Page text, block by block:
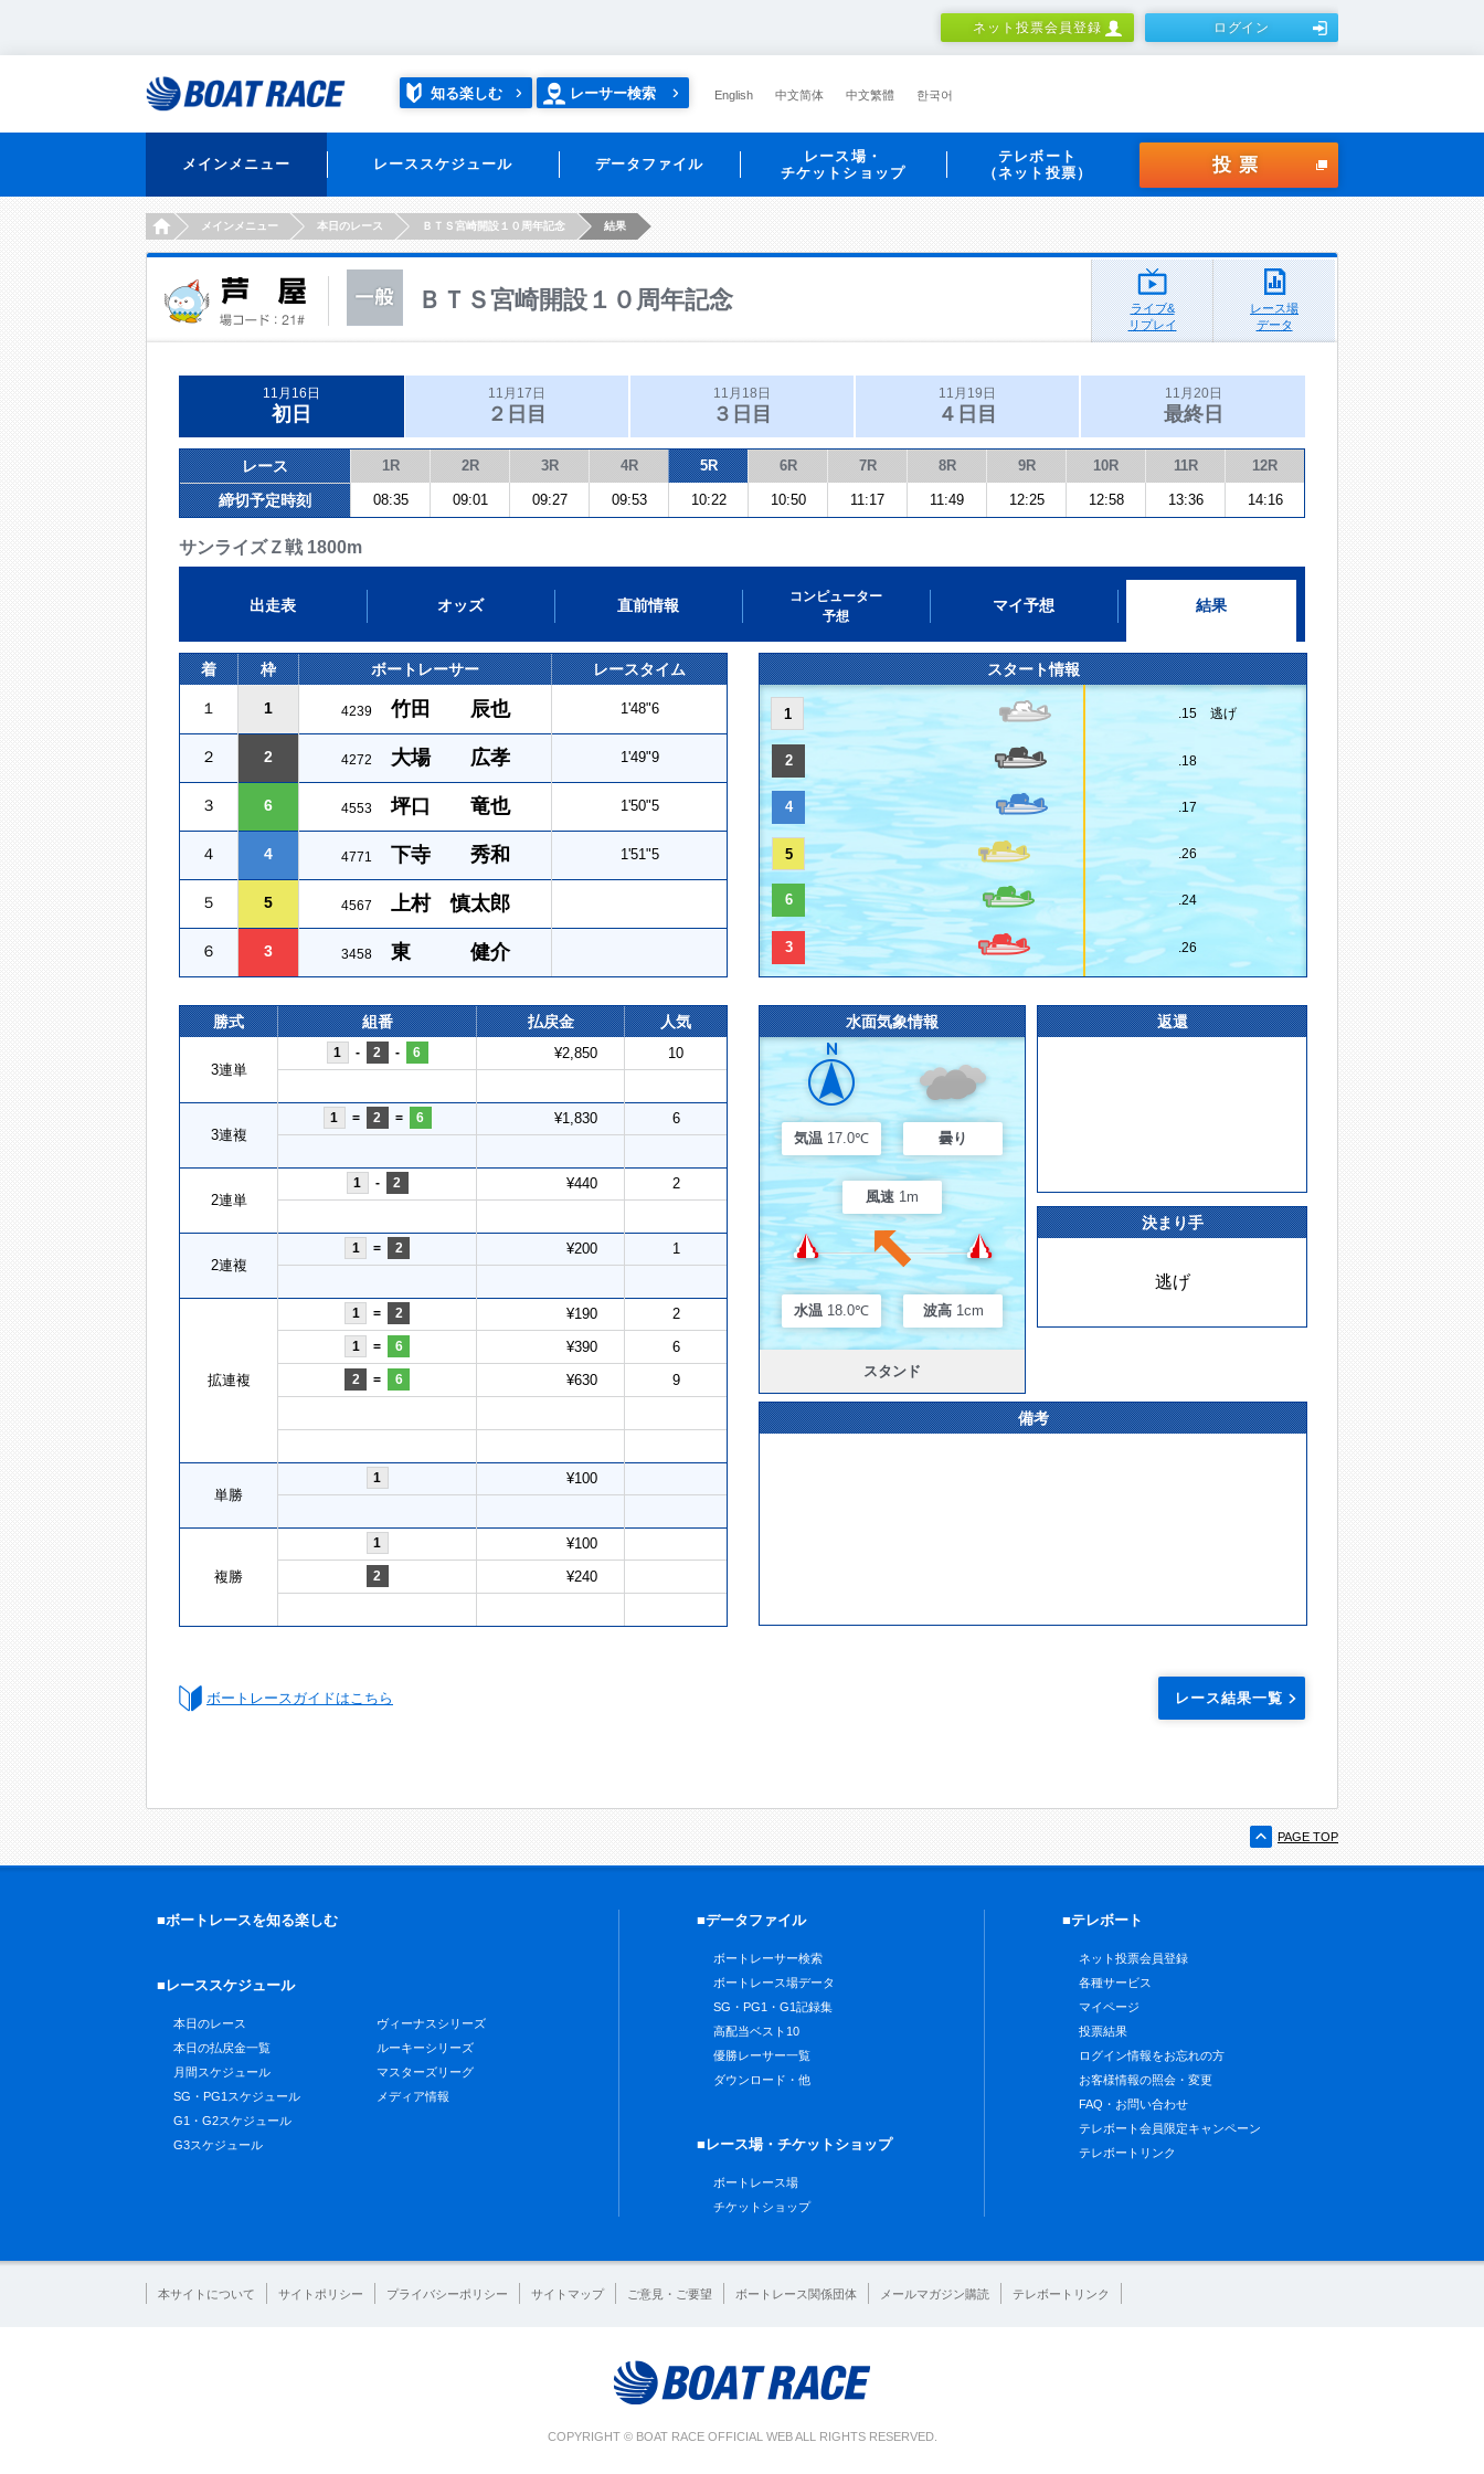
ネット投票会員登録 ログイン
知る楽しむ レーサー検索 English 中文简体 中文繁體 한국어
メインメニュー レーススケジュール データファイル
レース場・
チケットショップ
テレボート
（ネット投票）
投票
HOMEメインメニュー 本日のレース ＢＴＳ宮崎開設１０周年記念 結果
ＢＴＳ宮崎開設１０周年記念
ライブ&
リプレイ
レース場
データ
11月16日
初日
11月17日
２日目
11月18日
３日目
11月19日
４日目
11月20日
最終日
レース 1R 2R 3R 4R 5R 6R 7R 8R 9R 10R 11R 12R
締切予定時刻 08:35 09:01 09:27 09:53 10:22 10:50 11:17 11:49 12:25 12:58 13:36 14:16
サンライズＺ戦 1800m
出走表 オッズ 直前情報
コンピューター
予想
マイ予想 結果
着 枠 ボートレーサー レースタイム
１ 1 4239 竹田 辰也 1'48"6
２ 2 4272 大場 広孝 1'49"9
３ 6 4553 坪口 竜也 1'50"5
４ 4 4771 下寺 秀和 1'51"5
５ 5 4567 上村 慎太郎
６ 3 3458 東 健介
スタート情報
1 .15 逃げ
2 .18
4 .17
5 .26
6 .24
3 .26
勝式 組番 払戻金 人気
3連単
1 - 2 - 6 ¥2,850 10
3連複
1 = 2 = 6 ¥1,830 6
2連単
1 - 2 ¥440 2
2連複
1 = 2 ¥200 1
拡連複
1 = 2 ¥190 2
1 = 6 ¥390 6
2 = 6 ¥630 9
単勝
1 ¥100
複勝
1 ¥100
2 ¥240
水面気象情報
気温 17.0℃ 曇り
風速 1m
水温 18.0℃ 波高 1cm
スタンド
返還
決まり手
逃げ
備考
ボートレースガイドはこちら レース結果一覧
PAGE TOP
■ボートレースを知る楽しむ
■レーススケジュール
本日のレース
本日の払戻金一覧
月間スケジュール
SG・PG1スケジュール
G1・G2スケジュール
G3スケジュール
ヴィーナスシリーズ
ルーキーシリーズ
マスターズリーグ
メディア情報
■データファイル
ボートレーサー検索
ボートレース場データ
SG・PG1・G1記録集
高配当ベスト10
優勝レーサー一覧
ダウンロード・他
■レース場・チケットショップ
ボートレース場
チケットショップ
■テレボート
ネット投票会員登録
各種サービス
マイページ
投票結果
ログイン情報をお忘れの方
お客様情報の照会・変更
FAQ・お問い合わせ
テレボート会員限定キャンペーン
テレボートリンク
本サイトについて サイトポリシー プライバシーポリシー サイトマップ ご意見・ご要望 ボートレース関係団体 メールマガジン購読 テレボートリンク
COPYRIGHT © BOAT RACE OFFICIAL WEB ALL RIGHTS RESERVED.